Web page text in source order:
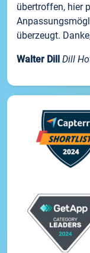
übertroffen, hier
überzeugt.
Walter Dill Dill